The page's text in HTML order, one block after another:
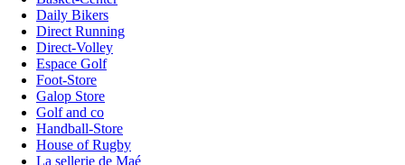
Daily Bikers
Direct Running
Direct-Volley
Espace Golf
Foot-Store
Galop Store
Golf and co
Handball-Store
House of Rugby
La sellerie de Maé